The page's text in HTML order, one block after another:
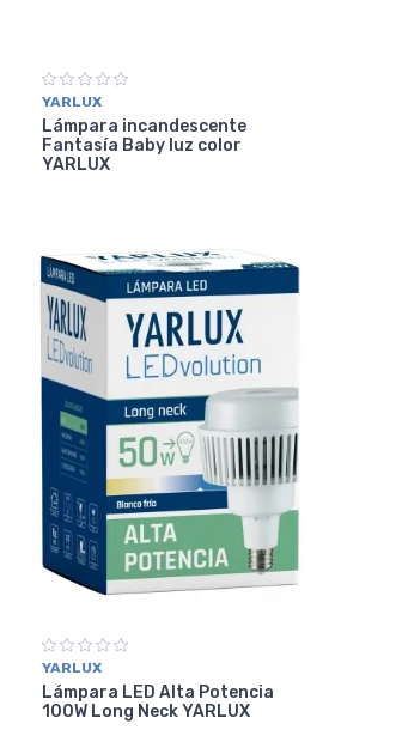
YARLUX
Lámpara incandescente
Fantasía Baby luz color
YARLUX
YARLUX
Lámpara LED Alta Potencia
100W Long Neck YARLUX